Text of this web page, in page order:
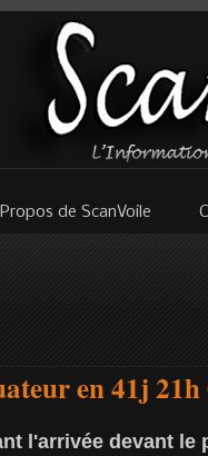
de ScanVoile
en 41j 21h
l'arrivée devant le